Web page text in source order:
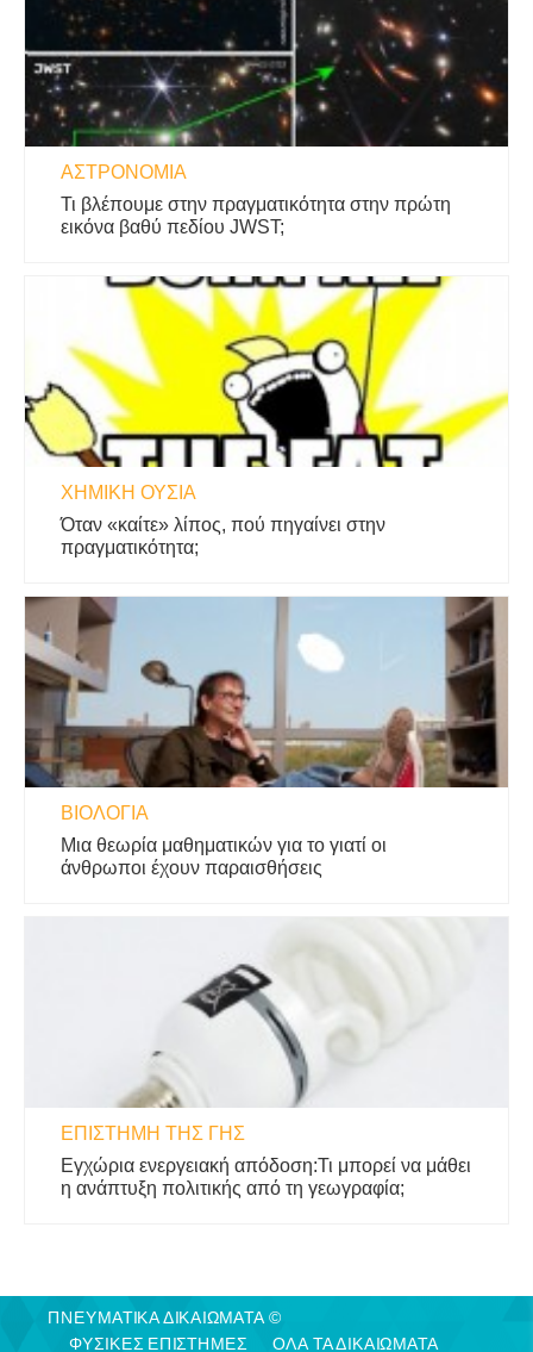
ΑΣΤΡΟΝΟΜΊΑ
Τι βλέπουμε στην πραγματικότητα στην πρώτη
εικόνα βαθύ πεδίου JWST;
ΧΗΜΙΚΉ ΟΥΣΊΑ
Όταν «καίτε» λίπος, πού πηγαίνει στην
πραγματικότητα;
ΒΙΟΛΟΓΊΑ
Μια θεωρία μαθηματικών για το γιατί οι
άνθρωποι έχουν παραισθήσεις
ΕΠΙΣΤΉΜΗ ΤΗΣ ΓΗΣ
Εγχώρια ενεργειακή απόδοση:Τι μπορεί να μάθει
η ανάπτυξη πολιτικής από τη γεωγραφία;
ΠΝΕΥΜΑΤΙΚΑ ΔΙΚΑΙΩΜΑΤΑ ©
ΦΥΣΙΚΈΣ ΕΠΙΣΤΉΜΕΣ
ΟΛΑ ΤΑ ΔΙΚΑΙΩΜΑΤΑ